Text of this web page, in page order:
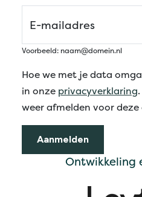
Ontwikkeling